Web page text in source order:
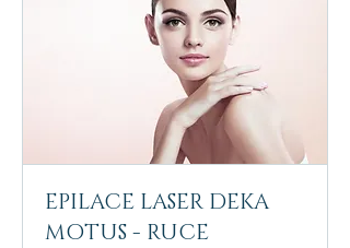
EPILACE LASER DEKA
MOTUS - RUCE